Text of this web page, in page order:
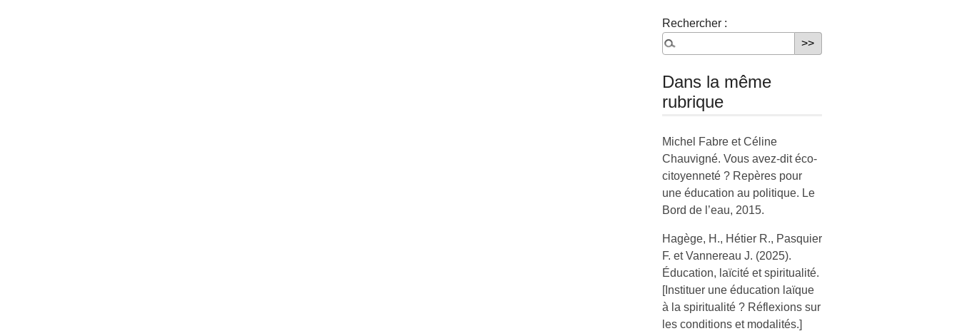
Rechercher :
Dans la même
rubrique
Michel Fabre et Céline
Chauvigné. Vous avez-dit éco-
citoyenneté ? Repères pour
une éducation au politique. Le
Bord de l’eau, 2015.
Hagège, H., Hétier R., Pasquier
F. et Vannereau J. (2025).
Éducation, laïcité et spiritualité.
[Instituer une éducation laïque
à la spiritualité ? Réflexions sur
les conditions et modalités.]